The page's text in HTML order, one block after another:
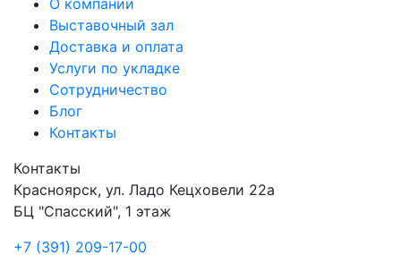
Выставочный зал
Доставка и оплата
Услуги по укладке
Сотрудничество
Блог
Контакты
Контакты
Красноярск, ул. Ладо Кецховели 22а
БЦ "Спасский", 1 этаж
+7 (391) 209-17-00